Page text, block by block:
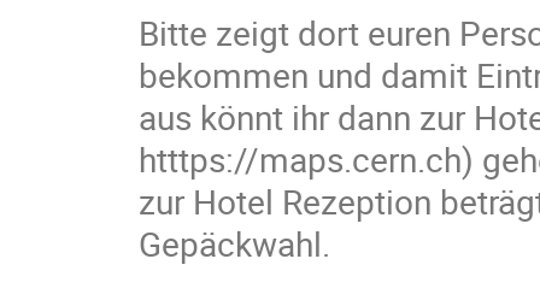
Bitte zeigt dort euren
bekommen und damit
aus könnt ihr dann zur
htttps://maps.cern.ch)
zur Hotel Rezeption
Gepäckwahl.